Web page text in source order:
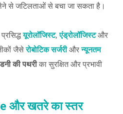
से जटिलताओं से बचा जा सकता है।
यूरोलॉजिस्ट,एंड्रोलॉजिस्टऔर
जैसेरोबोटिक सर्जरीऔरन्यूनतम
की पथरीका सुरक्षित और प्रभावी
और खतरे का स्तर